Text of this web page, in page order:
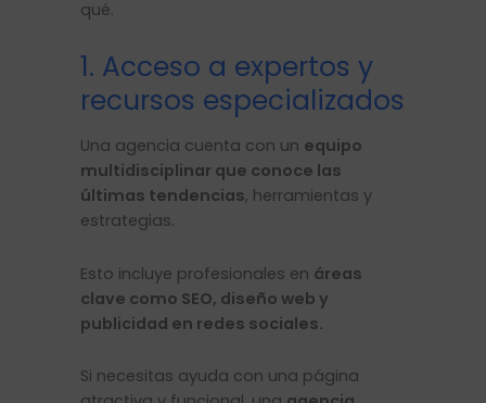
qué.
1. Acceso a expertos y
recursos especializados
Una agencia cuenta con un equipo
multidisciplinar que conoce las
últimas tendencias, herramientas y
estrategias.
Esto incluye profesionales en áreas
clave como SEO, diseño web y
publicidad en redes sociales.
Si necesitas ayuda con una página